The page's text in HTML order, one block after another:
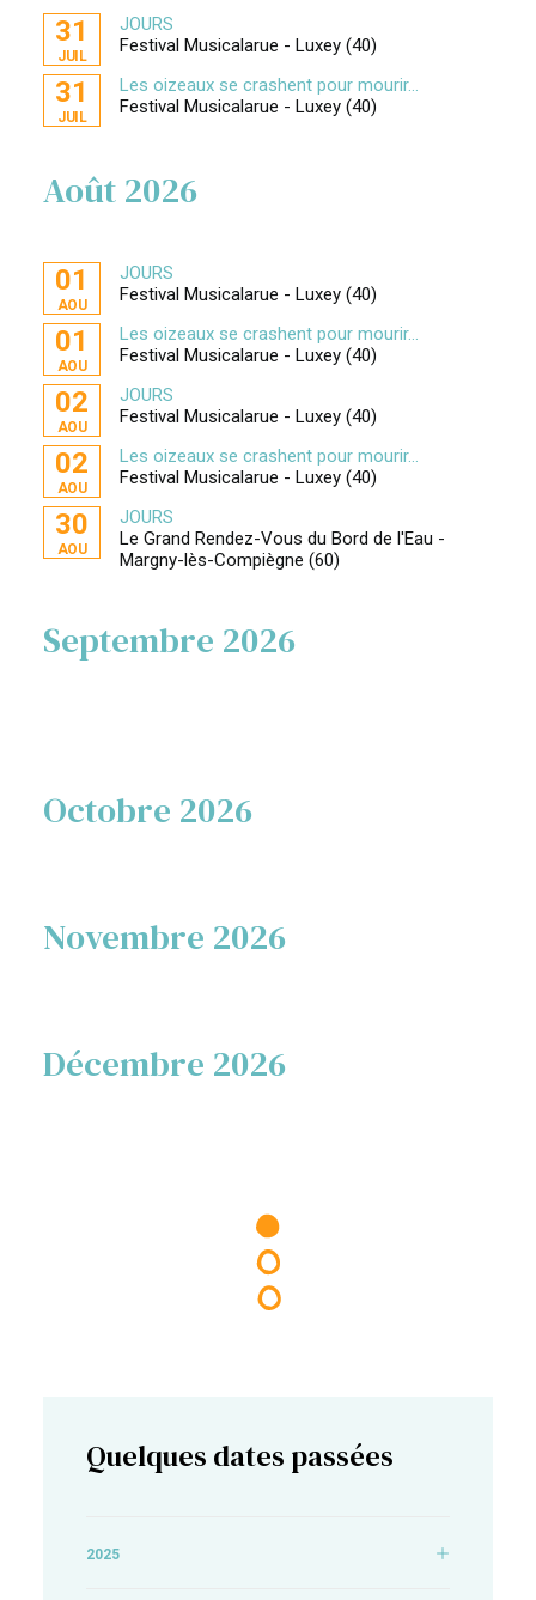
31
JUIL
JOURS
Festival Musicalarue - Luxey (40)
31
JUIL
Les oizeaux se crashent pour mourir...
Festival Musicalarue - Luxey (40)
Août 2026
01
AOU
JOURS
Festival Musicalarue - Luxey (40)
01
AOU
Les oizeaux se crashent pour mourir...
Festival Musicalarue - Luxey (40)
02
AOU
JOURS
Festival Musicalarue - Luxey (40)
02
AOU
Les oizeaux se crashent pour mourir...
Festival Musicalarue - Luxey (40)
30
AOU
JOURS
Le Grand Rendez-Vous du Bord de l'Eau -
Margny-lès-Compiègne (60)
Septembre 2026
Octobre 2026
Novembre 2026
Décembre 2026
Quelques dates passées
2025